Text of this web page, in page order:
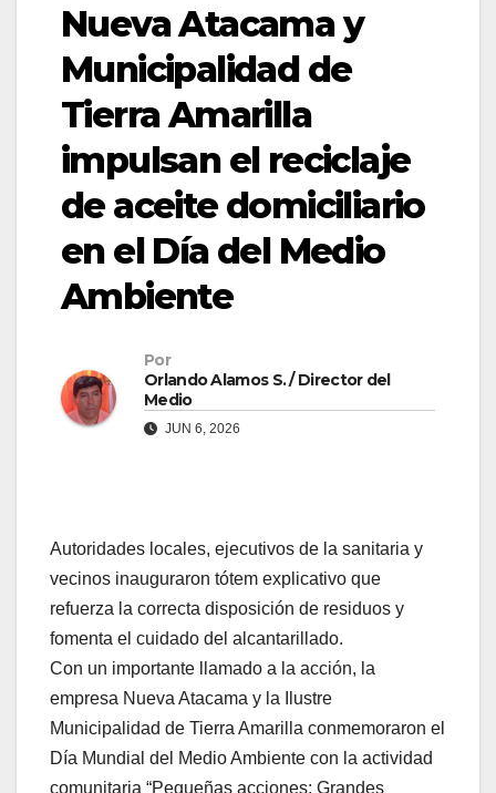
Nueva Atacama y
Municipalidad de
Tierra Amarilla
impulsan el reciclaje
de aceite domiciliario
en el Día del Medio
Ambiente
Por
Orlando Alamos S. / Director del
Medio
JUN 6, 2026
Autoridades locales, ejecutivos de la sanitaria y
vecinos inauguraron tótem explicativo que
refuerza la correcta disposición de residuos y
fomenta el cuidado del alcantarillado.
Con un importante llamado a la acción, la
empresa Nueva Atacama y la Ilustre
Municipalidad de Tierra Amarilla conmemoraron el
Día Mundial del Medio Ambiente con la actividad
comunitaria “Pequeñas acciones: Grandes